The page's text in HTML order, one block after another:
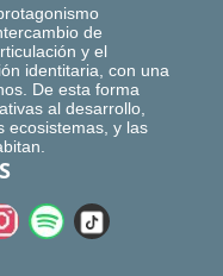
de
y el
identitaria, con una
De esta forma
al desarrollo,
ecosistemas, y las